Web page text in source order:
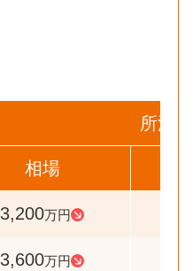
所沢市
相場
3,200万円
3,600万円